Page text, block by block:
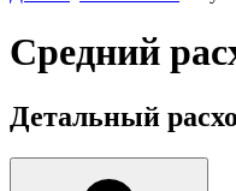
Средний
Детальный